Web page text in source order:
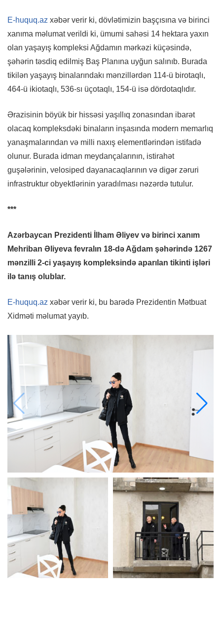
E-huquq.az xəbər verir ki, dövlətimizin başçısına və birinci
xanıma məlumat verildi ki, ümumi sahəsi 14 hektara yaxın
olan yaşayış kompleksi Ağdamın mərkəzi küçəsində,
şəhərin təsdiq edilmiş Baş Planına uyğun salınıb. Burada
tikilən yaşayış binalarındakı mənzillərdən 114-ü birotaqlı,
464-ü ikiotaqlı, 536-sı üçotaqlı, 154-ü isə dördotaqlıdır.
Ərazisinin böyük bir hissəsi yaşıllıq zonasından ibarət
olacaq kompleksdəki binaların inşasında modern memarlıq
yanaşmalarından və milli naxış elementlərindən istifadə
olunur. Burada idman meydançalarının, istirahət
guşələrinin, velosiped dayanacaqlarının və digər zəruri
infrastruktur obyektlərinin yaradılması nəzərdə tutulur.
***
Azərbaycan Prezidenti İlham Əliyev və birinci xanım
Mehriban Əliyeva fevralın 18-də Ağdam şəhərində 1267
mənzilli 2-ci yaşayış kompleksində aparılan tikinti işləri
ilə tanış olublar.
E-huquq.az xəbər verir ki, bu barədə Prezidentin Mətbuat
Xidməti məlumat yayıb.